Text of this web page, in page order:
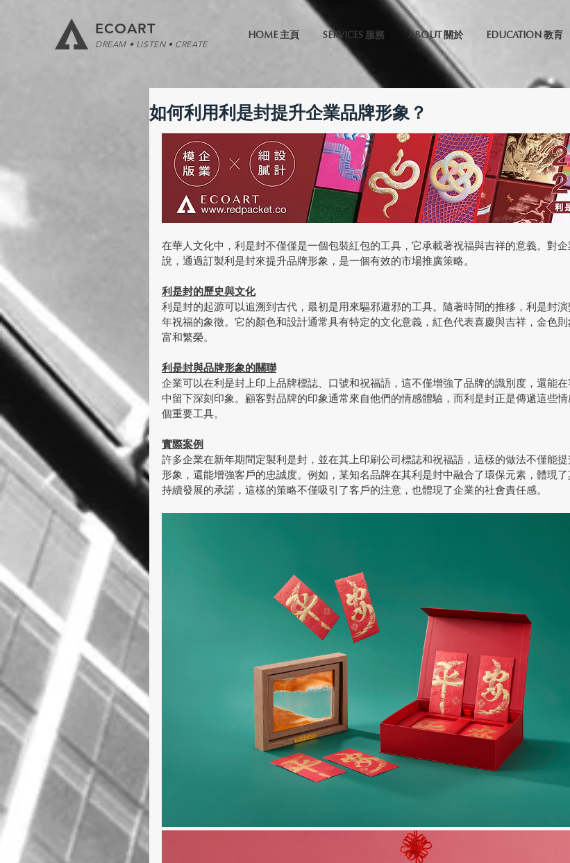
ECOART
DREAM • LISTEN • CREATE
HOME 主頁 SERVICES 服務 ABOUT 關於 EDUCATION 教育
如何利用利是封提升企業品牌形象？
在華人文化中，利是封不僅僅是一個包裝紅包的工具，它承載著祝福與吉祥的意義。對企
說，通過訂製利是封來提升品牌形象，是一個有效的市場推廣策略。
利是封的歷史與文化
利是封的起源可以追溯到古代，最初是用來驅邪避邪的工具。隨著時間的推移，利是封
年祝福的象徵。它的顏色和設計通常具有特定的文化意義，紅色代表喜慶與吉祥，金色
富和繁榮。
利是封與品牌形象的關聯
企業可以在利是封上印上品牌標誌、口號和祝福語，這不僅增強了品牌的識別度，還能
中留下深刻印象。顧客對品牌的印象通常來自他們的情感體驗，而利是封正是傳遞這些情
個重要工具。
實際案例
許多企業在新年期間定製利是封，並在其上印刷公司標誌和祝福語，這樣的做法不僅能提
形象，還能增強客戶的忠誠度。例如，某知名品牌在其利是封中融合了環保元素，體現
持續發展的承諾，這樣的策略不僅吸引了客戶的注意，也體現了企業的社會責任感。